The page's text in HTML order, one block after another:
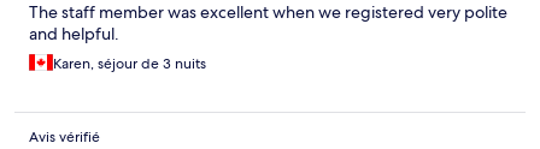
The staff member was excellent when we registered very polite
and helpful.
Karen, séjour de 3 nuits
Avis vérifié